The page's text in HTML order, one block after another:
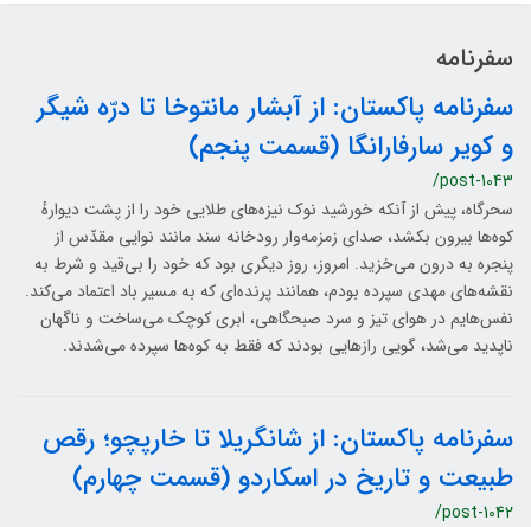
سفرنامه
سفرنامه پاکستان: از آبشار مانتوخا تا درّه شیگر
و کویر سارفارانگا (قسمت پنجم)
/post-1043
سحرگاه، پیش از آنکه خورشید نوک نیزه‌های طلایی خود را از پشت دیوارهٔ
کوه‌ها بیرون بکشد، صدای زمزمه‌وار رودخانه سند مانند نوایی مقدّس از
پنجره به درون می‌خزید. امروز، روز دیگری بود که خود را بی‌قید و شرط به
نقشه‌های مهدی سپرده بودم، همانند پرنده‌ای که به مسیر باد اعتماد می‌کند.
نفس‌هایم در هوای تیز و سرد صبحگاهی، ابری کوچک می‌ساخت و ناگهان
ناپدید می‌شد، گویی رازهایی بودند که فقط به کوه‌ها سپرده می‌شدند.
سفرنامه پاکستان: از شانگریلا تا خارپچو؛ رقص
طبیعت و تاریخ در اسکاردو (قسمت چهارم)
/post-1042